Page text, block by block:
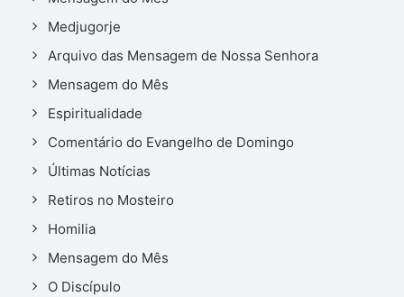
Medjugorje
Arquivo das Mensagem de Nossa Senhora
Mensagem do Mês
Espiritualidade
Comentário do Evangelho de Domingo
Últimas Notícias
Retiros no Mosteiro
Homilia
Mensagem do Mês
O Discípulo